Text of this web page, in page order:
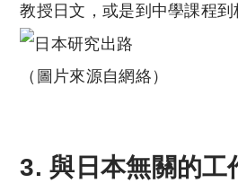
教授日文，或是到中學課程到
（圖片來源自網絡）
3. 與日本無關的工